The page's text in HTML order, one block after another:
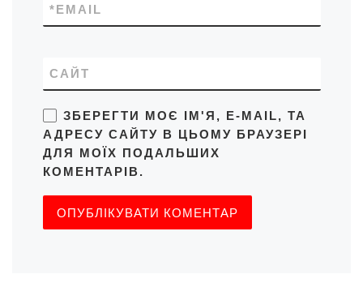
EMAIL
*
САЙТ
ЗБЕРЕГТИ МОЄ ІМ'Я, E-MAIL, ТА
АДРЕСУ САЙТУ В ЦЬОМУ БРАУЗЕРІ
ДЛЯ МОЇХ ПОДАЛЬШИХ
КОМЕНТАРІВ.